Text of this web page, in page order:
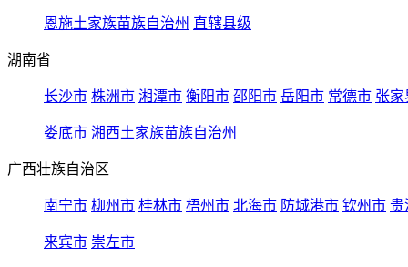
恩施土家族苗族自治州 直辖县级
湖南省
长沙市 株洲市 湘潭市 衡阳市 邵阳市 岳阳市 常德市 张家
娄底市 湘西土家族苗族自治州
广西壮族自治区
南宁市 柳州市 桂林市 梧州市 北海市 防城港市 钦州市 贵
来宾市 崇左市